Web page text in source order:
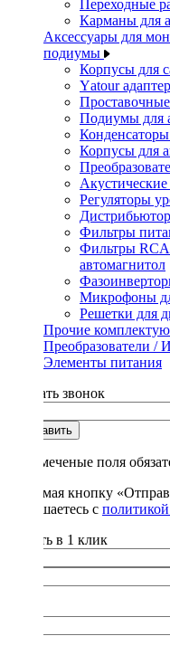
Переходные
Карманы для
Аксессуары для
подиумы
Корпусы для
Yаtour
Подиумы для
Конденсаторы
Корпусы для
Регуляторы
Фильтры
Фильтры
автомагнитол
Микрофоны
Решетки для
Прочие
Преобразователи /
Элементы питания
Заказать звонок
Отправить
* - отмеченые поля
Нажимая кнопку
соглашаетесь с
Купить в 1 клик